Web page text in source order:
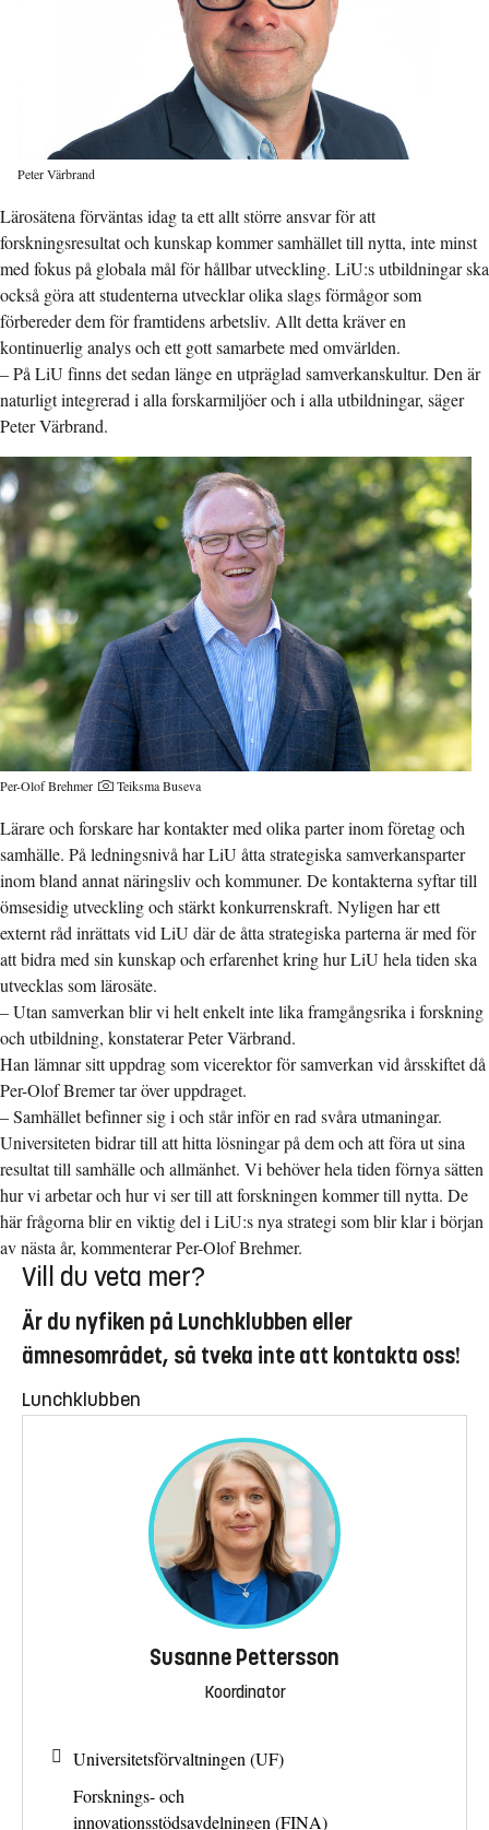
Peter Värbrand
Lärosätena förväntas idag ta ett allt större ansvar för att
forskningsresultat och kunskap kommer samhället till nytta, inte minst
med fokus på globala mål för hållbar utveckling. LiU:s utbildningar ska
också göra att studenterna utvecklar olika slags förmågor som
förbereder dem för framtidens arbetsliv. Allt detta kräver en
kontinuerlig analys och ett gott samarbete med omvärlden.
– På LiU finns det sedan länge en utpräglad samverkanskultur. Den är
naturligt integrerad i alla forskarmiljöer och i alla utbildningar, säger
Peter Värbrand.
Per-Olof Brehmer Teiksma Buseva
Lärare och forskare har kontakter med olika parter inom företag och
samhälle. På ledningsnivå har LiU åtta strategiska samverkansparter
inom bland annat näringsliv och kommuner. De kontakterna syftar till
ömsesidig utveckling och stärkt konkurrenskraft. Nyligen har ett
externt råd inrättats vid LiU där de åtta strategiska parterna är med för
att bidra med sin kunskap och erfarenhet kring hur LiU hela tiden ska
utvecklas som lärosäte.
– Utan samverkan blir vi helt enkelt inte lika framgångsrika i forskning
och utbildning, konstaterar Peter Värbrand.
Han lämnar sitt uppdrag som vicerektor för samverkan vid årsskiftet då
Per-Olof Bremer tar över uppdraget.
– Samhället befinner sig i och står inför en rad svåra utmaningar.
Universiteten bidrar till att hitta lösningar på dem och att föra ut sina
resultat till samhälle och allmänhet. Vi behöver hela tiden förnya sätten
hur vi arbetar och hur vi ser till att forskningen kommer till nytta. De
här frågorna blir en viktig del i LiU:s nya strategi som blir klar i början
av nästa år, kommenterar Per-Olof Brehmer.
Vill du veta mer?
Är du nyfiken på Lunchklubben eller
ämnesområdet, så tveka inte att kontakta oss!
Lunchklubben
Susanne Pettersson
Koordinator
Universitetsförvaltningen (UF)
Forsknings- och
innovationsstödsavdelningen (FINA)